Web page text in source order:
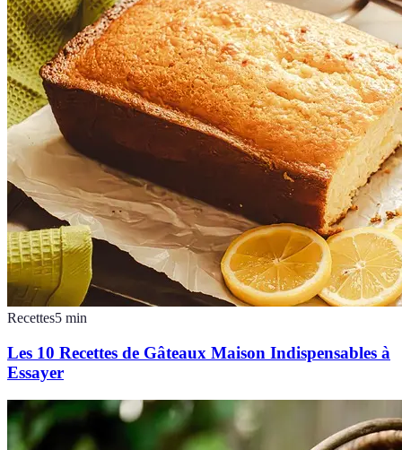
Recettes5 min
Les 10 Recettes de Gâteaux Maison Indispensables à
Essayer